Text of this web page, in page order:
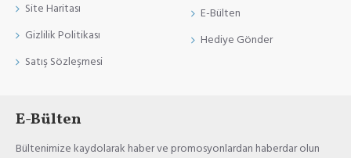
Site Haritası
Gizlilik Politikası
Satış Sözleşmesi
E-Bülten
Hediye Gönder
E-Bülten
Bültenimize kaydolarak haber ve promosyonlardan haberdar olun